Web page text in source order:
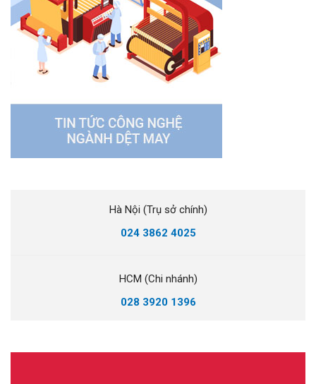
Hà Nội (Trụ sở chính)
024 3862 4025
HCM (Chi nhánh)
028 3920 1396